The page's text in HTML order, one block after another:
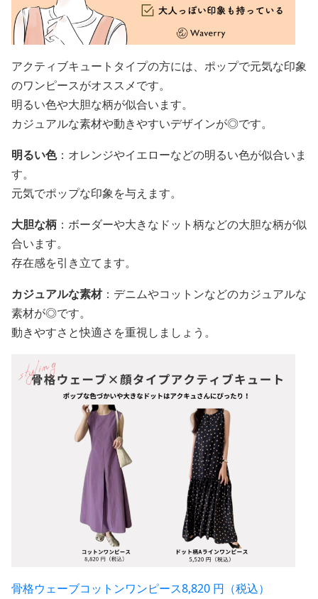
アクティブキュートタイプの方には、ポップで元気な印象
のワンピースがオススメです。
明るい色や大胆な柄が似合います。
カジュアルな素材や動きやすいデザインが◎です。
明るい色：オレンジやイエローなどの明るい色が似合いま
す。
元気でポップな印象を与えます。
大胆な柄 ：ボーダーや大きなドット柄などの大胆な柄が似
合います。
存在感を引き立てます。
カジュアルな素材：デニムやコットンなどのカジュアルな
素材が◎です。
動きやすさと快適さを重視しましょう。
骨格ウェーブコットンワンピース8,820 円（税込）